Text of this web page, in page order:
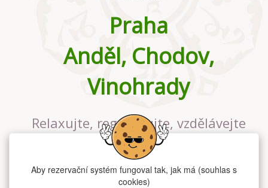
Praha
Anděl, Chodov,
Vinohrady
Relaxujte, regenerujte, vzdělávejte
se v největším jógovém studiu v
Praze
Aby rezervační systém fungoval tak, jak má (souhlas s
cookies)